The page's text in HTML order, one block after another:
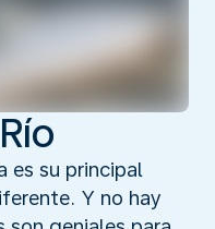
es su principal
Y no hay